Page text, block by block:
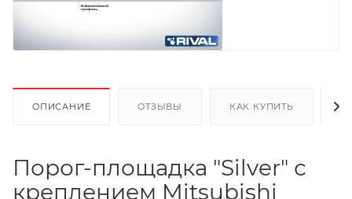
ОПИСАНИЕ ОТЗЫВЫ КАК КУПИТЬ
Порог-площадка "Silver" с
креплением Mitsubishi